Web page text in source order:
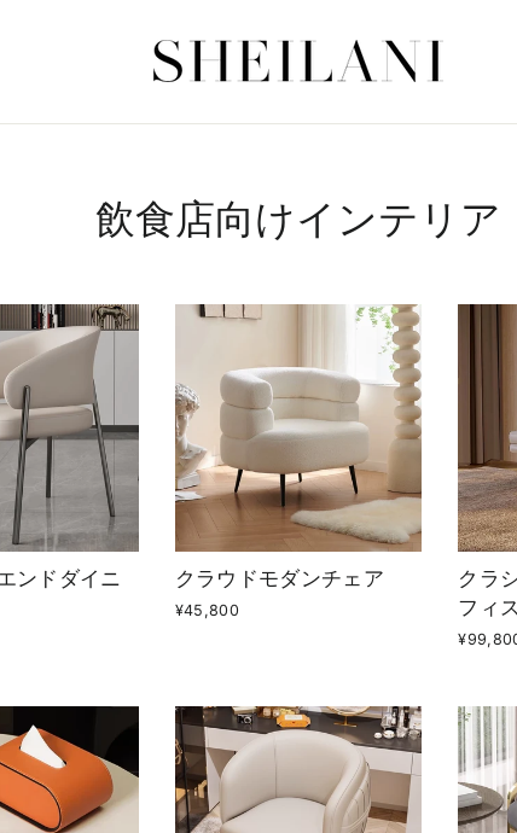
飲食店向けインテリア
ンドダイニ
クラウドモダンチェア
¥45,800
クラ
フィ